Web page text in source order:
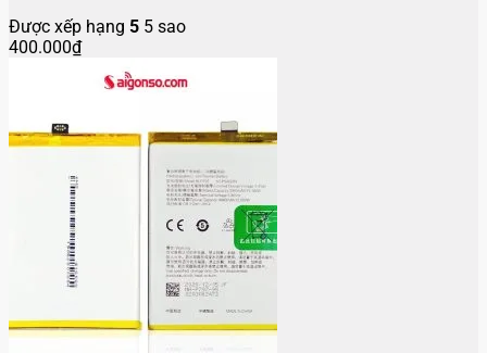
Được xếp hạng 5 5 sao
400.000₫